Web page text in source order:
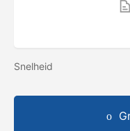
Snelheid